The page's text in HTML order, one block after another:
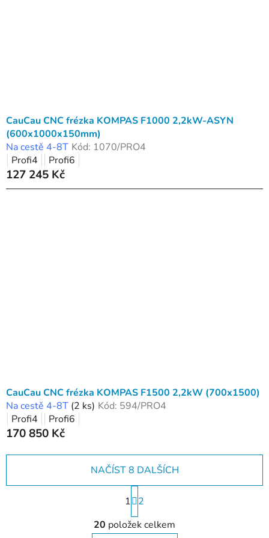
CauCau CNC frézka KOMPAS F1000 2,2kW-ASYN
(600x1000x150mm)
Na cestě 4-8T Kód: 1070/PRO4
Profi4
Profi6
127 245 Kč
CauCau CNC frézka KOMPAS F1500 2,2kW (700x1500)
Na cestě 4-8T (2 ks) Kód: 594/PRO4
Profi4
Profi6
170 850 Kč
O
v
NAČÍST 8 DALŠÍCH
S
t
r
á
1
2
20 položek celkem